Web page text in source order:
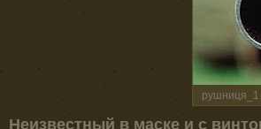
рушниця_1
Неизвестный в маске и с